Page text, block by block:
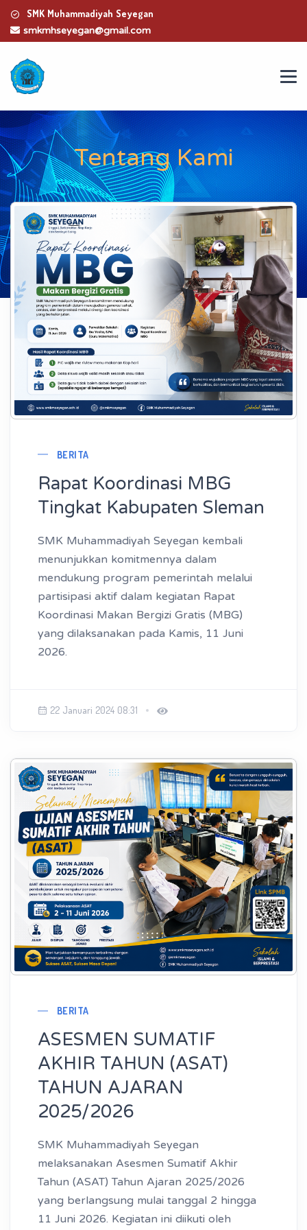
SMK Muhammadiyah Seyegan
smkmhseyegan@gmail.com
Tentang Kami
BERITA
Rapat Koordinasi MBG
Tingkat Kabupaten Sleman
SMK Muhammadiyah Seyegan kembali
menunjukkan komitmennya dalam
mendukung program pemerintah melalui
partisipasi aktif dalam kegiatan Rapat
Koordinasi Makan Bergizi Gratis (MBG)
yang dilaksanakan pada Kamis, 11 Juni
2026.
22 Januari 2024 08:31
BERITA
ASESMEN SUMATIF
AKHIR TAHUN (ASAT)
TAHUN AJARAN
2025/2026
SMK Muhammadiyah Seyegan
melaksanakan Asesmen Sumatif Akhir
Tahun (ASAT) Tahun Ajaran 2025/2026
yang berlangsung mulai tanggal 2 hingga
11 Juni 2026. Kegiatan ini diikuti oleh